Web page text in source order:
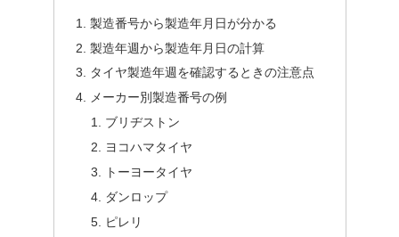
製造番号から製造年月日が分かる
製造年週から製造年月日の計算
タイヤ製造年週を確認するときの注意点
メーカー別製造番号の例
ブリヂストン
ヨコハマタイヤ
トーヨータイヤ
ダンロップ
ピレリ